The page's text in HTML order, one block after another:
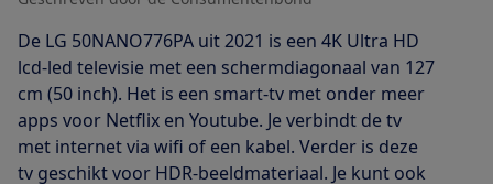
De LG 50NANO776PA uit 2021 is een 4K Ultra HD
lcd-led televisie met een schermdiagonaal van 127
cm (50 inch). Het is een smart-tv met onder meer
apps voor Netflix en Youtube. Je verbindt de tv
met internet via wifi of een kabel. Verder is deze
tv geschikt voor HDR-beeldmateriaal. Je kunt ook